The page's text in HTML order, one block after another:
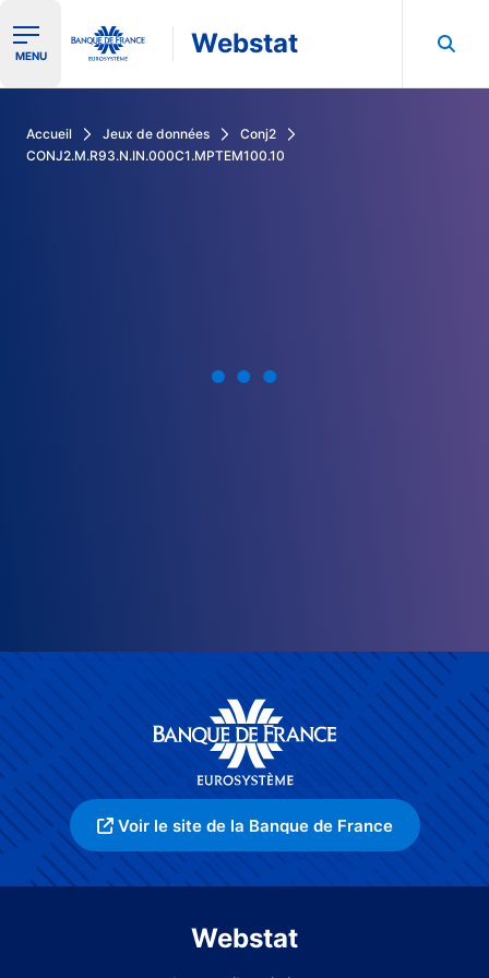
Ouvrir le menu de navigation
MENU Webstat
Accueil Jeux de données
Conj2
CONJ2.M.R93.N.IN.000C1.MPTEM100.10
Voir le site de la Banque de France
Webstat